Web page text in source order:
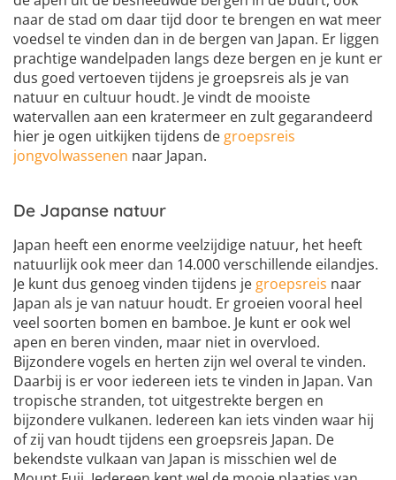
naar de stad om daar tijd door te brengen en wat meer
voedsel te vinden dan in de bergen van Japan. Er liggen
prachtige wandelpaden langs deze bergen en je kunt er
dus goed vertoeven tijdens je groepsreis als je van
natuur en cultuur houdt. Je vindt de mooiste
watervallen aan een kratermeer en zult gegarandeerd
hier je ogen uitkijken tijdens de groepsreis
jongvolwassenen naar Japan.
De Japanse natuur
Japan heeft een enorme veelzijdige natuur, het heeft
natuurlijk ook meer dan 14.000 verschillende eilandjes.
Je kunt dus genoeg vinden tijdens je groepsreis naar
Japan als je van natuur houdt. Er groeien vooral heel
veel soorten bomen en bamboe. Je kunt er ook wel
apen en beren vinden, maar niet in overvloed.
Bijzondere vogels en herten zijn wel overal te vinden.
Daarbij is er voor iedereen iets te vinden in Japan. Van
tropische stranden, tot uitgestrekte bergen en
bijzondere vulkanen. Iedereen kan iets vinden waar hij
of zij van houdt tijdens een groepsreis Japan. De
bekendste vulkaan van Japan is misschien wel de